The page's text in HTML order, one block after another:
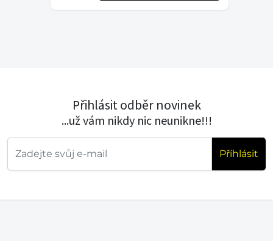
Přihlásit odběr novinek
...už vám nikdy nic neunikne!!!
Příhlásit